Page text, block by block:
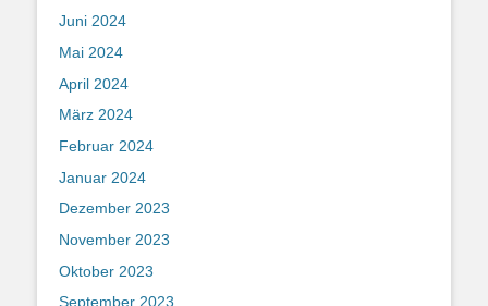
Juni 2024
Mai 2024
April 2024
März 2024
Februar 2024
Januar 2024
Dezember 2023
November 2023
Oktober 2023
September 2023